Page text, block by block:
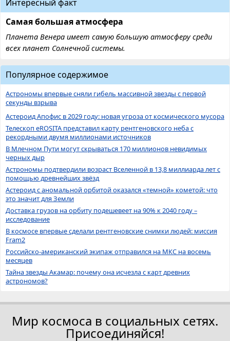
Интересный факт
Самая большая атмосфера
Планета Венера имеет самую большую атмосферу среди
всех планет Солнечной системы.
Популярное содержимое
Астрономы впервые сняли гибель массивной звезды с первой
секунды взрыва
Астероид Апофис в 2029 году: новая угроза от космического мусора
Телескоп eROSITA представил карту рентгеновского неба с
рекордными двумя миллионами источников
В Млечном Пути могут скрываться 170 миллионов невидимых
черных дыр
Астрономы подтвердили возраст Вселенной в 13,8 миллиарда лет с
помощью древнейших звёзд
Астероид с аномальной орбитой оказался «темной» кометой: что
это значит для Земли
Доставка грузов на орбиту подешевеет на 90% к 2040 году –
исследование
В космосе впервые сделали рентгеновские снимки людей: миссия
Fram2
Российско-американский экипаж отправился на МКС на восемь
месяцев
Тайна звезды Акамар: почему она исчезла с карт древних
астрономов?
Мир космоса в социальных сетях.
Присоединяйся!